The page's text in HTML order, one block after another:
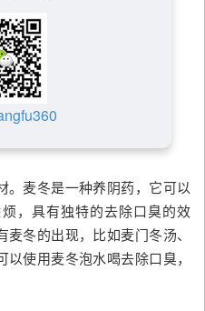
。麦冬是一种养阴药，它可以
，具有独特的去除口臭的效
冬的出现，比如麦门冬汤、
使用麦冬泡水喝去除口臭，